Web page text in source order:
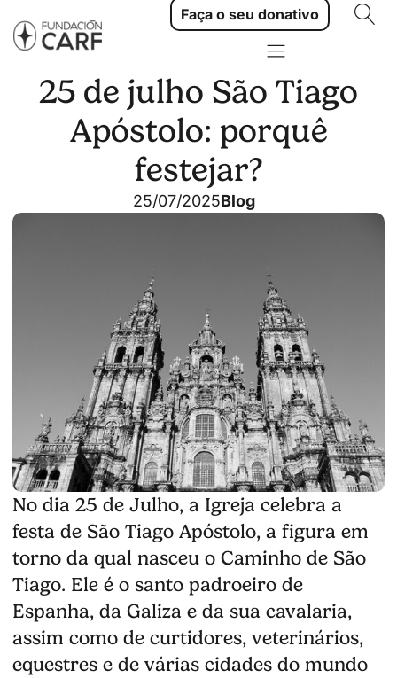
Faça o seu donativo
25 de julho São Tiago
Apóstolo: porquê
festejar?
25/07/2025Blog
No dia 25 de Julho, a Igreja celebra a
festa de São Tiago Apóstolo, a figura em
torno da qual nasceu o Caminho de São
Tiago. Ele é o santo padroeiro de
Espanha, da Galiza e da sua cavalaria,
assim como de curtidores, veterinários,
equestres e de várias cidades do mundo